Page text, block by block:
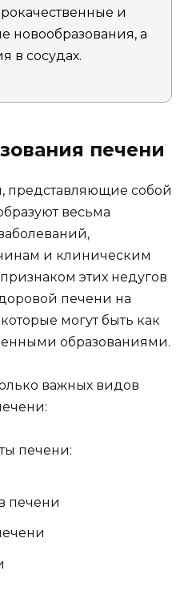
и
новообразования, а
в сосудах.
печени
представляющие собой
весьма
и клиническим
этих недугов
печени на
могут быть как
образованиями.
важных видов
печени:
печени